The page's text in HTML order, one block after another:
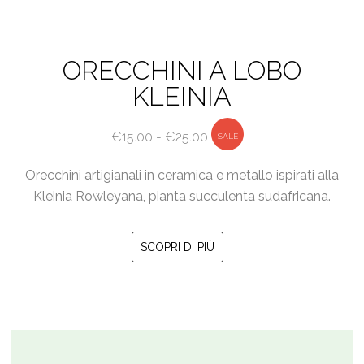
ORECCHINI A LOBO
KLEINIA
€15.00 - €25.00 Fascia
di
prezzo:
da
a
€25.00
SALE
Orecchini artigianali in ceramica e metallo ispirati alla
Kleinia Rowleyana, pianta succulenta sudafricana.
Questo
prodotto
SCOPRI DI PIÙ